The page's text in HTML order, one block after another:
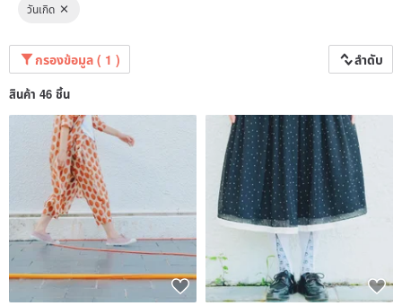
วันเกิด
กรองข้อมูล ( 1 ) ลำดับ
สินค้า 46 ชิ้น